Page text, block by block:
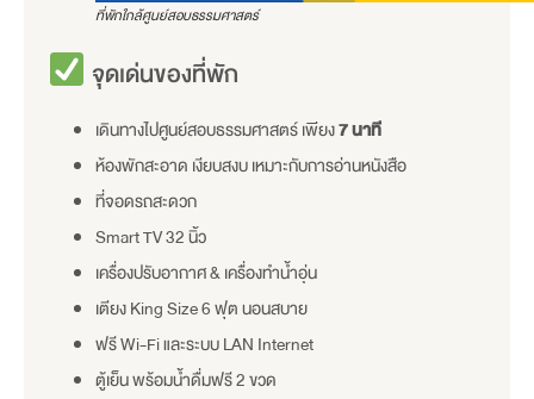
ที่พักใกล้ศูนย์สอบธรรมศาสตร์
จุดเด่นของที่พัก
เดินทางไปศูนย์สอบธรรมศาสตร์ เพียง7 นาที
ห้องพักสะอาด เงียบสงบ เหมาะกับการอ่านหนังสือ
ที่จอดรถสะดวก
Smart TV 32 นิ้ว
เครื่องปรับอากาศ & เครื่องทำน้ำอุ่น
เตียง King Size 6 ฟุต นอนสบาย
ฟรี Wi-Fi และระบบ LAN Internet
ตู้เย็น พร้อมน้ำดื่มฟรี 2 ขวด